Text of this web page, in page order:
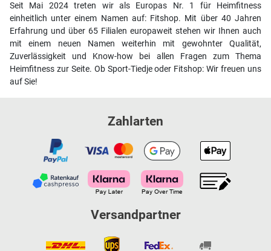
Seit Mai 2024 treten wir als Europas Nr. 1 für Heimfitness
einheitlich unter einem Namen auf: Fitshop. Mit über 40 Jahren
Erfahrung und über 65 Filialen europaweit stehen wir Ihnen auch
mit einem neuen Namen weiterhin mit gewohnter Qualität,
Zuverlässigkeit und Know-how bei allen Fragen zum Thema
Heimfitness zur Seite. Ob Sport-Tiedje oder Fitshop: Wir freuen uns
auf Sie!
Zahlarten
Versandpartner